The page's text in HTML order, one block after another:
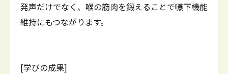
発声だけでなく、喉の筋肉を鍛えることで嚥下機能
維持にもつながります。
[学びの成果]